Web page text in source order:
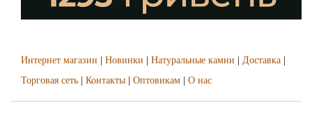
Интернет магазин Новинки Натуральные камни Доставка
Торговая сеть
Контакты Оптовикам О нас